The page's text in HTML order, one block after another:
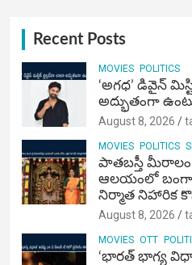
Recent Posts
MOVIES POLITICS
‘అగధ’ డివైన్
అద్భుతంగా
August 8, 2026
MOVIES POLITICS
పాతబస్తీ మీరాలం
ఆలయంలో
నిర్మాత నిహారిక
August 8, 2026
MOVIES OTT
‘భారత్ భాగ్య